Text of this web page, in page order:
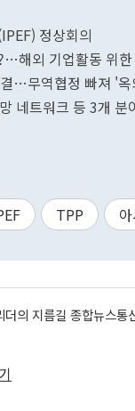
정상회의
해외 기업활동 위
…무역협정 빠져 '옥
네트워크 등 3개 분
TPP
더의 지름길 종합뉴스